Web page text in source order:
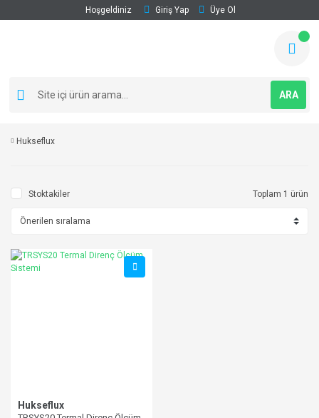
Hoşgeldiniz Giriş Yap Üye Ol
ARA
Hukseflux
Stoktakiler Toplam 1 ürün
Hukseflux